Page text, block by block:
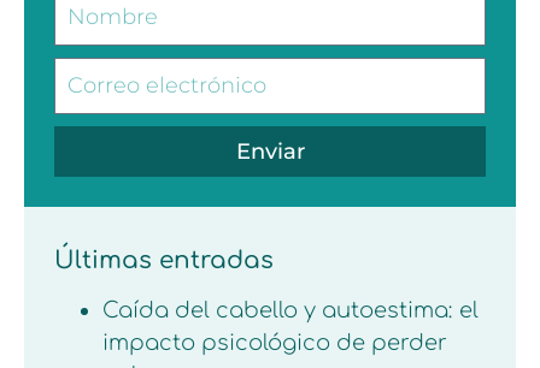
Enviar
Últimas entradas
Caída del cabello y autoestima: el
impacto psicológico de perder